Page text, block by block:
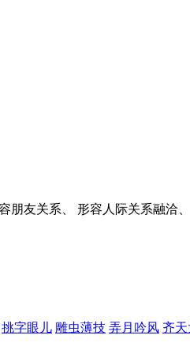
朋友关系、 形容人际关系融洽
挑字眼儿 雕虫薄技 弄月吟风 齐天